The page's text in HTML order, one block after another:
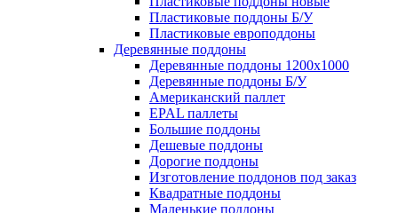
Пластиковые поддоны Б/У
Пластиковые европоддоны
Деревянные поддоны
Деревянные поддоны 1200х1000
Деревянные поддоны Б/У
Американский паллет
EPAL паллеты
Большие поддоны
Дешевые поддоны
Дорогие поддоны
Изготовление поддонов под заказ
Квадратные поддоны
Маленькие поддоны